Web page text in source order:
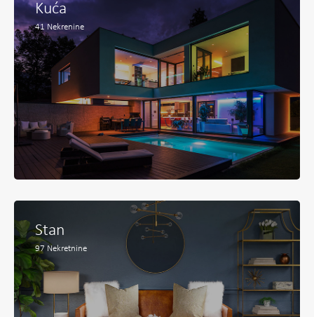
Kuća
41 Nekrenine
Stan
97 Nekretnine